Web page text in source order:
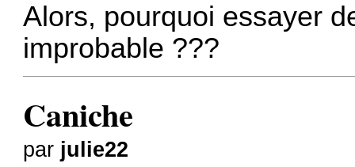
Alors, pourquoi essayer
improbable ???
Caniche
par julie22